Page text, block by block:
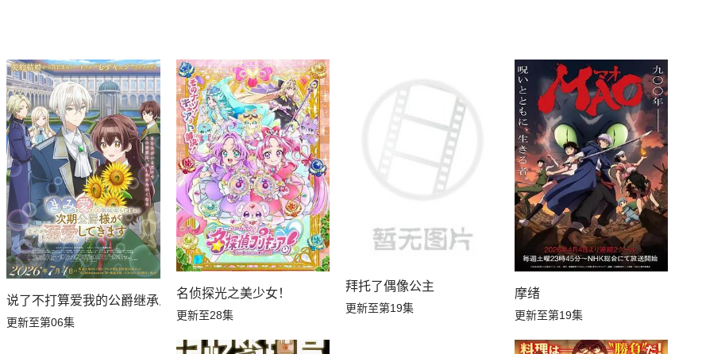
说了不打算爱我的公爵继承人，不知为何对我宠爱有加
更新至第06集
名侦探光之美少女！
更新至28集
拜托了偶像公主
更新至第19集
摩绪
更新至第19集